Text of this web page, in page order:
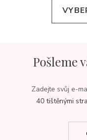
Pošleme
Zadejte svůj e-
40 tištěnými